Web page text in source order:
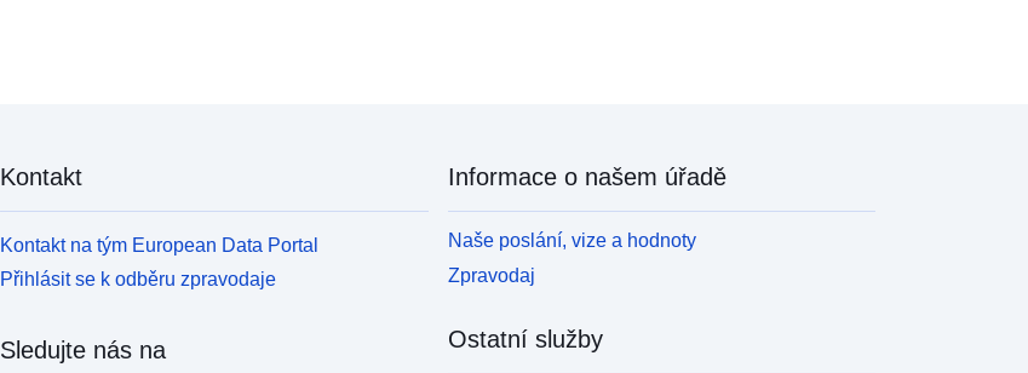
Kontakt
Kontakt na tým European Data Portal
Přihlásit se k odběru zpravodaje
Sledujte nás na
Informace o našem úřadě
Naše poslání, vize a hodnoty
Zpravodaj
Ostatní služby